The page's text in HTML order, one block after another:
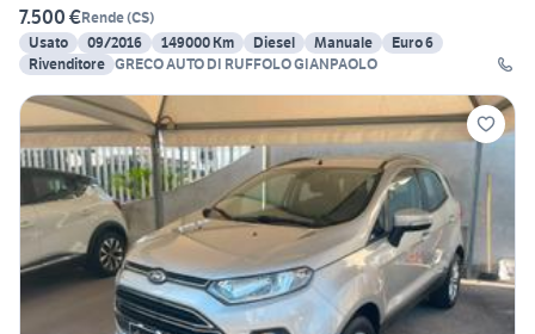
7.500 €Rende(CS)
Usato
09/2016 149000 Km Diesel Manuale
Euro 6
Rivenditore GRECO AUTO DI RUFFOLO GIANPAOLO